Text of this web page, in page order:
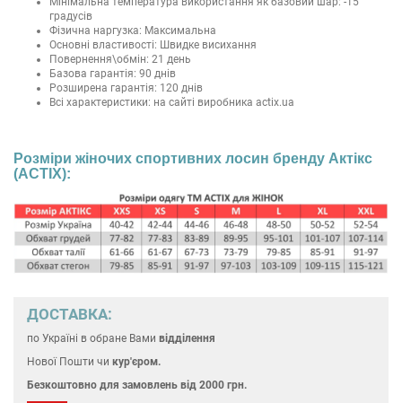
градусів
Фізична наргузка: Максимальна
Основні властивості: Швидке висихання
Повернення\обмін: 21 день
Базова гарантія: 90 днів
Розширена гарантія: 120 днів
Всі характеристики: на сайті виробника actix.ua
Розміри жіночих спортивних лосин бренду Актікс
(ACTIX):
ДОСТАВКА:
по Україні в обране Вами відділення
Нової Пошти чи кур'єром.
Безкоштовно для замовлень від 2000 грн.